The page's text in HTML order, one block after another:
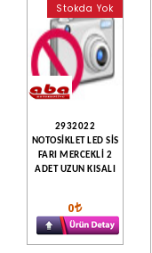
Stokda Yok
2932022
NOTOSİKLET LED SİS
FARI MERCEKLİ 2
ADET UZUN KISALI
0